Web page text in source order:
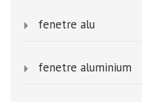
fenetre alu
fenetre aluminium